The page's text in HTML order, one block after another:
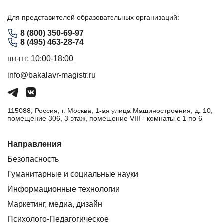
Для представителей образовательных организаций:
8 (800) 350-69-97
8 (495) 463-28-74
пн-пт: 10:00-18:00
info@bakalavr-magistr.ru
115088, Россия, г. Москва, 1-ая улица Машиностроения, д. 10,
помещение 306, 3 этаж, помещение VIII - комнаты с 1 по 6
Направления
Безопасность
Гуманитарные и социальные науки
Информационные технологии
Маркетинг, медиа, дизайн
Психолого-Педагогическое